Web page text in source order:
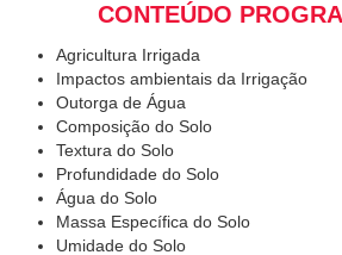
CONTEÚDO
Agricultura Irrigada
Impactos ambientais da Irrigação
Outorga de Água
Composição do Solo
Textura do Solo
Profundidade do Solo
Água do Solo
Massa Específica do Solo
Umidade do Solo